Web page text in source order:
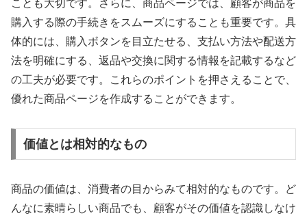
ことも大切です。さらに、商品ページでは、顧客が商品を
購入する際の手続きをスムーズにすることも重要です。具
体的には、購入ボタンを目立たせる、支払い方法や配送方
法を明確にする、返品や交換に関する情報を記載するなど
の工夫が必要です。これらのポイントを押さえることで、
優れた商品ページを作成することができます。
価値とは相対的なもの
商品の価値は、消費者の目からみて相対的なものです。ど
んなに素晴らしい商品でも、顧客がその価値を認識しなけ